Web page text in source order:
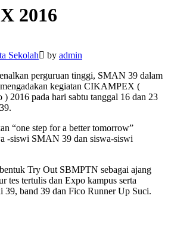
2016
Sekolah by admin
perguruan tinggi, SMAN 39 dalam
kegiatan CIKAMPEX (
2016 pada hari sabtu tanggal 16 dan 23
“one step for a better tomorrow”
-siswi SMAN 39 dan siswa-siswi
Try Out SBMPTN sebagai ajang
tes tertulis dan Expo kampus serta
39, band 39 dan Fico Runner Up Suci.